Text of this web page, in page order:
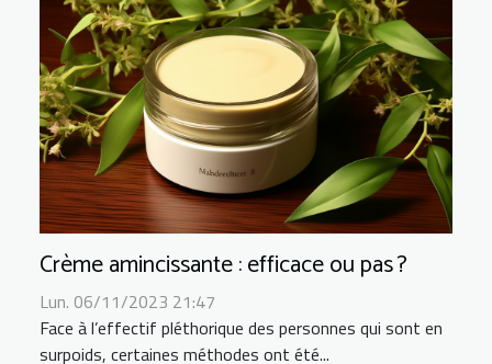
Crème amincissante : efficace ou pas ?
Lun. 06/11/2023 21:47
Face à l’effectif pléthorique des personnes qui sont en
surpoids, certaines méthodes ont été...